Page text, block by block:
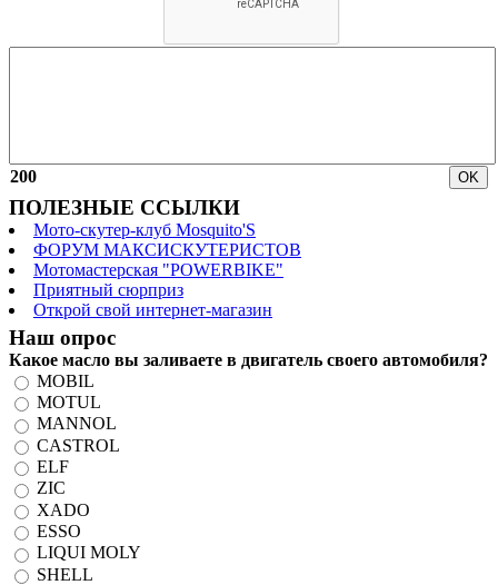
200
ПОЛЕЗНЫЕ ССЫЛКИ
Мото-скутер-клуб Mosquito'S
ФОРУМ МАКСИСКУТЕРИСТОВ
Мотомастерская "POWERBIKE"
Приятный сюрприз
Открой свой интернет-магазин
Наш опрос
Какое масло вы заливаете в двигатель своего автомобиля?
MOBIL
MOTUL
MANNOL
CASTROL
ELF
ZIC
XADO
ESSO
LIQUI MOLY
SHELL